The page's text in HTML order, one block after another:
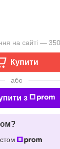
на сайті —
Купити
або
з